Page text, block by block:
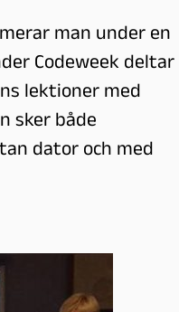
man under en
Codeweek deltar
lektioner med
sker både
dator och med